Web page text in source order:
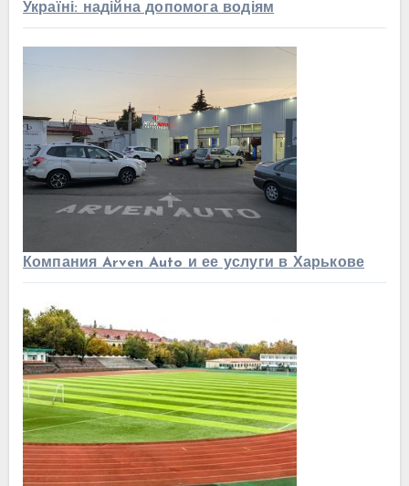
Україні: надійна допомога водіям
Компания Arven Auto и ее услуги в Харькове